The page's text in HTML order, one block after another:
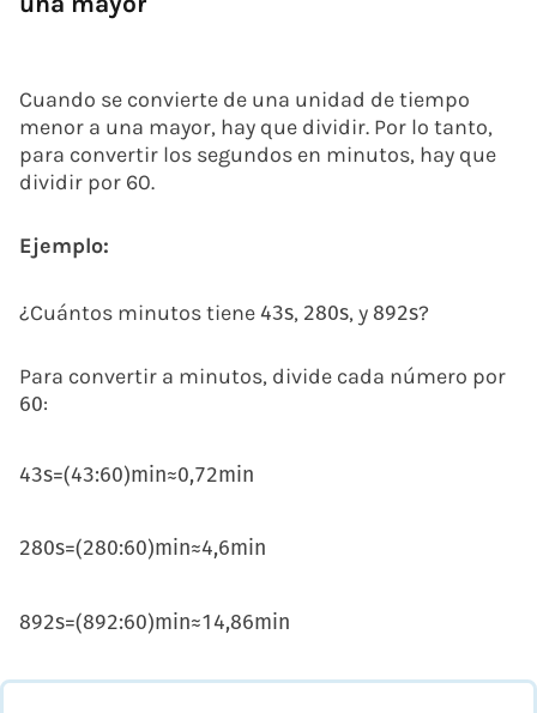
Cuando se convierte de una unidad de tiempo
menor a una mayor, hay que dividir. Por lo tanto,
para convertir los segundos en minutos, hay que
dividir por 60.
Ejemplo:
¿Cuántos minutos tiene 43s, 280s, y 892s?
Para convertir a minutos, divide cada número por
60:
43s=(43:60)min≈0,72min
280s=(280:60)min≈4,6min
892s=(892:60)min≈14,86min